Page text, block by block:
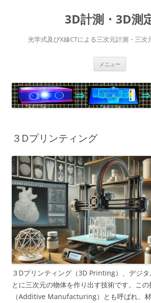
3D計測・3D測
光学式及びX線CTによる三次元計測・三次
メニュー
３Dプリンティング
３Dプリンティング（3D Printing）、デジ
とに三次元の物体を作り出す技術です。こ
（Additive Manufacturing）とも呼ばれ、